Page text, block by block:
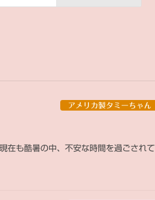
アメリカ製タミーちゃん
在も酷暑の中、不安な時間を過ごされて